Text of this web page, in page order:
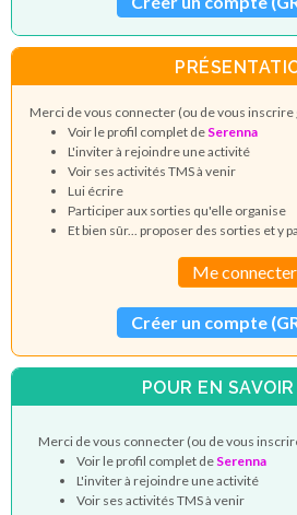
Merci de vous connecter (ou de vous
Voir le profil complet de Serenna
L'inviter à rejoindre une activité
Voir ses activités TMS à venir
Lui écrire
Participer aux sorties qu'elle organise
Et bien sûr... proposer des sorties et y
Me connecter
Créer un compte
POUR EN
Merci de vous connecter (ou de vous
Voir le profil complet de Serenna
L'inviter à rejoindre une activité
Voir ses activités TMS à venir